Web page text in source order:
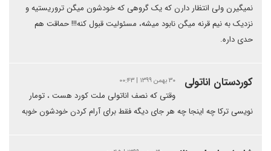
نمیگیرن ولی انتظار دارن که یک گروهی که خودشون میگن تروریستیه و
نزدیک به نیم قرنه میگن نابود میشه، مسئولیت قبول کنه!!! حماقت هم
حدی داره.
کوردستان اناتولی ۳۰ بهمن ۱۳۹۹ | ۰۰:۴۳
وقتی که نصف اناتولی ملت کورد هست ، تومار
نویسی ترکا چه اینجا چه هر جای دیگه فقط برای آرام کردن خودشون خوبه